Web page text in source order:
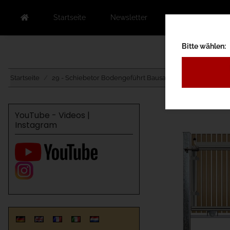
Startseite Newsletter
Startseite 29 - Schiebetor Bodengeführt Bausatz 29B - zum
YouTube - Videos |
Instagram
Bitte wählen: